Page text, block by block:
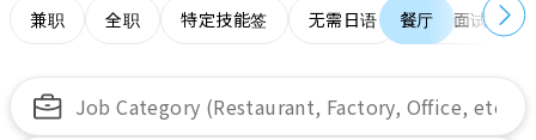
兼职 全职 特定技能签 无需日语 在线面试
餐厅